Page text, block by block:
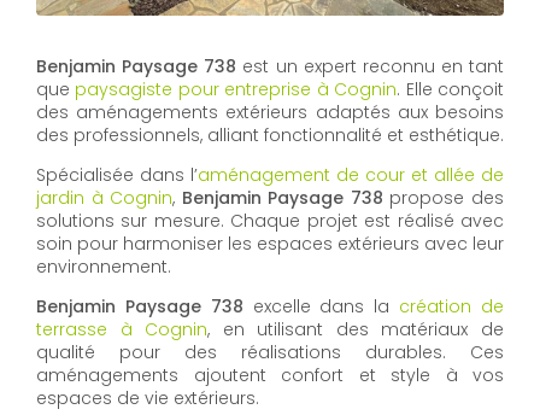
Benjamin Paysage 738 est un expert reconnu en tant
que paysagiste pour entreprise à Cognin. Elle conçoit
des aménagements extérieurs adaptés aux besoins
des professionnels, alliant fonctionnalité et esthétique.
Spécialisée dans l’aménagement de cour et allée de
jardin à Cognin, Benjamin Paysage 738 propose des
solutions sur mesure. Chaque projet est réalisé avec
soin pour harmoniser les espaces extérieurs avec leur
environnement.
Benjamin Paysage 738 excelle dans la création de
terrasse à Cognin, en utilisant des matériaux de
qualité pour des réalisations durables. Ces
aménagements ajoutent confort et style à vos
espaces de vie extérieurs.